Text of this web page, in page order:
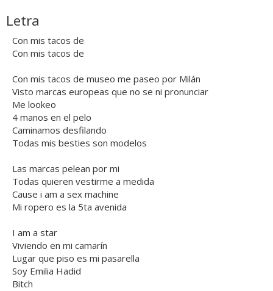
Letra
Con mis tacos de
Con mis tacos de
Con mis tacos de museo me paseo por Milán
Visto marcas europeas que no se ni pronunciar
Me lookeo
4 manos en el pelo
Caminamos desfilando
Todas mis besties son modelos
Las marcas pelean por mi
Todas quieren vestirme a medida
Cause i am a sex machine
Mi ropero es la 5ta avenida
I am a star
Viviendo en mi camarín
Lugar que piso es mi pasarella
Soy Emilia Hadid
Bitch